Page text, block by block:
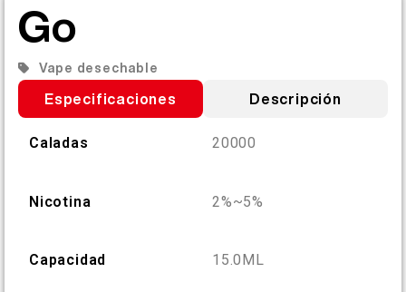
日本語
繁體中文
Go
Vape desechable
Especificaciones Descripción
Caladas 20000
Nicotina 2%~5%
Capacidad 15.0ML